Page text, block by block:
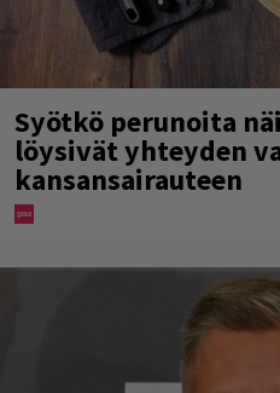
Syötkö perunoita
löysivät yhteyden
kansansairauteen